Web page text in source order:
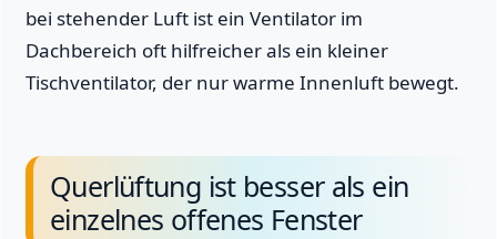
bei stehender Luft ist ein Ventilator im
Dachbereich oft hilfreicher als ein kleiner
Tischventilator, der nur warme Innenluft bewegt.
Querlüftung ist besser als ein
einzelnes offenes Fenster